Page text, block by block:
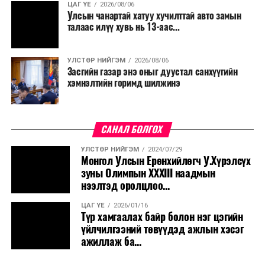
ЦАГ ҮЕ 2026/08/06
Улсын чанартай хатуу хучилттай авто замын
талаас илүү хувь нь 13-аас...
УЛСТӨР НИЙГЭМ 2026/08/06
Засгийн газар энэ оныг дуустал санхүүгийн
хэмнэлтийн горимд шилжинэ
САНАЛ БОЛГОХ
УЛСТӨР НИЙГЭМ 2024/07/29
Монгол Улсын Ерөнхийлөгч У.Хүрэлсүх
зуны Олимпын XXXIII наадмын
нээлтэд оролцлоо...
ЦАГ ҮЕ 2026/01/16
Түр хамгаалах байр болон нэг цэгийн
үйлчилгээний төвүүдэд ажлын хэсэг
ажиллаж ба...